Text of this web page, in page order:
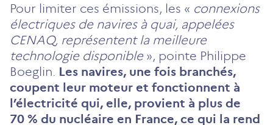
Pour limiter ces émissions, les « connexions
électriques de navires à quai, appelées
CENAQ, représentent la meilleure
technologie disponible », pointe Philippe
Boeglin. Les navires, une fois branchés,
coupent leur moteur et fonctionnent à
l’électricité qui, elle, provient à plus de
70 % du nucléaire en France, ce qui la rend